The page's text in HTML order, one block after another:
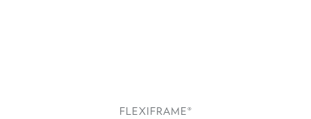
FLEXIFRAME®